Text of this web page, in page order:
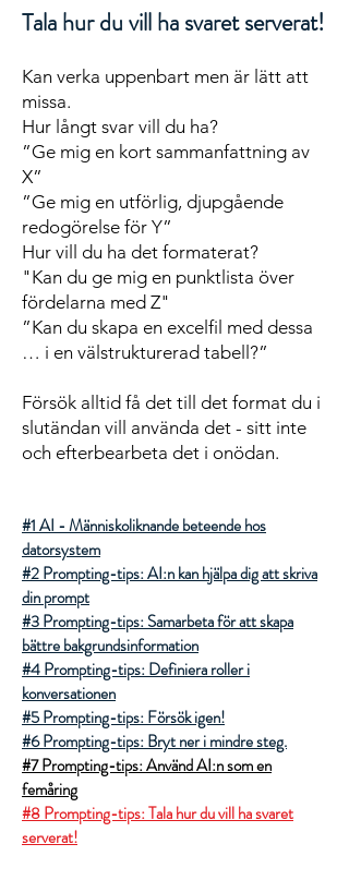
Tala hur du vill ha svaret serverat!
Kan verka uppenbart men är lätt att
missa.
Hur långt svar vill du ha?
”Ge mig en kort sammanfattning av
X”
”Ge mig en utförlig, djupgående
redogörelse för Y”
Hur vill du ha det formaterat?
"Kan du ge mig en punktlista över
fördelarna med Z"
”Kan du skapa en excelfil med dessa
… i en välstrukturerad tabell?”
Försök alltid få det till det format du i
slutändan vill använda det - sitt inte
och efterbearbeta det i onödan.
#1 AI - Människoliknande beteende hos
datorsystem
#2 Prompting-tips: AI:n kan hjälpa dig att skriva
din prompt
#3 Prompting-tips: Samarbeta för att skapa
bättre bakgrundsinformation
#4 Prompting-tips: Definiera roller i
konversationen
#5 Prompting-tips: Försök igen!
#6 Prompting-tips: Bryt ner i mindre steg.
#7 Prompting-tips: Använd AI:n som en
femåring
#8 Prompting-tips: Tala hur du vill ha svaret
serverat!